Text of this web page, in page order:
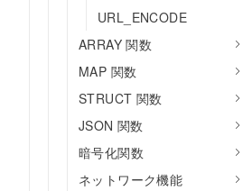
URL_ENCODE
ARRAY 関数
MAP 関数
STRUCT 関数
JSON 関数
暗号化関数
ネットワーク機能